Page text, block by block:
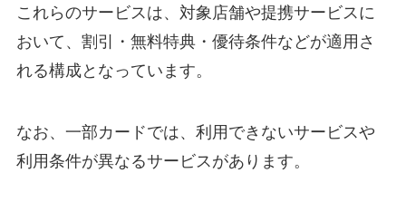
これらのサービスは、対象店舗や提携サービスに
おいて、割引・無料特典・優待条件などが適用さ
れる構成となっています。
なお、一部カードでは、利用できないサービスや
利用条件が異なるサービスがあります。